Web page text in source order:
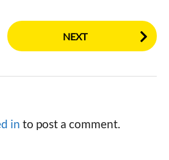
NEXT
in to post a comment.